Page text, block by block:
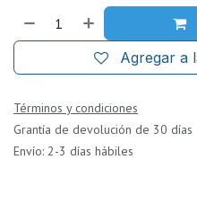
Agregar a
Términos y condiciones
Grantía de devolución de 30 días
Envío: 2-3 días hábiles